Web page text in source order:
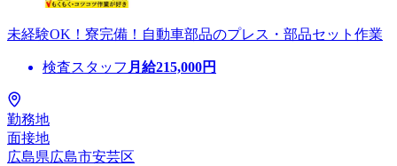
未経験OK！寮完備！自動車部品のプレス・部品セット作業
検査スタッフ 月給215,000円
勤務地
面接地
広島県広島市安芸区